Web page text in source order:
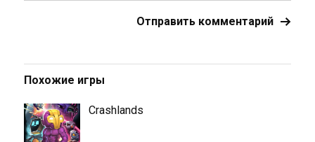
Похожие игры
Crashlands